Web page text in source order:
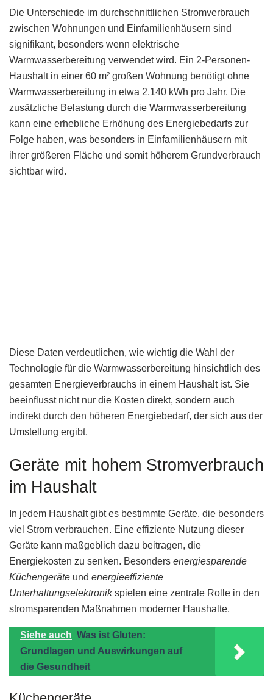
Die Unterschiede im durchschnittlichen Stromverbrauch
zwischen Wohnungen und Einfamilienhäusern sind
signifikant, besonders wenn elektrische
Warmwasserbereitung verwendet wird. Ein 2-Personen-
Haushalt in einer 60 m² großen Wohnung benötigt ohne
Warmwasserbereitung in etwa 2.140 kWh pro Jahr. Die
zusätzliche Belastung durch die Warmwasserbereitung
kann eine erhebliche Erhöhung des Energiebedarfs zur
Folge haben, was besonders in Einfamilienhäusern mit
ihrer größeren Fläche und somit höherem Grundverbrauch
sichtbar wird.
Diese Daten verdeutlichen, wie wichtig die Wahl der
Technologie für die Warmwasserbereitung hinsichtlich des
gesamten Energieverbrauchs in einem Haushalt ist. Sie
beeinflusst nicht nur die Kosten direkt, sondern auch
indirekt durch den höheren Energiebedarf, der sich aus der
Umstellung ergibt.
Geräte mit hohem Stromverbrauch
im Haushalt
In jedem Haushalt gibt es bestimmte Geräte, die besonders
viel Strom verbrauchen. Eine effiziente Nutzung dieser
Geräte kann maßgeblich dazu beitragen, die
Energiekosten zu senken. Besonders energiesparende
Küchengeräte und energieeffiziente
Unterhaltungselektronikspielen eine zentrale Rolle in den
stromsparenden Maßnahmen moderner Haushalte.
Siehe auch Was ist Gluten:
Grundlagen und Auswirkungen auf
die Gesundheit